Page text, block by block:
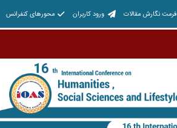
فرمت نگارش مقالات ورود کاربران محورهای کنفرانس